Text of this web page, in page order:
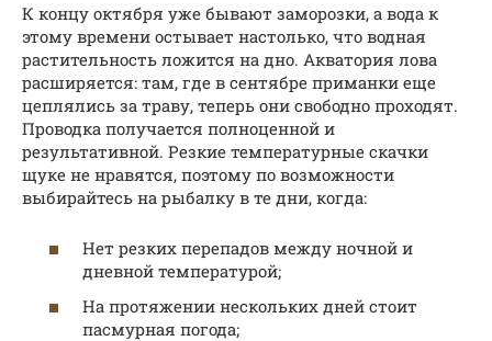
К концу октября уже бывают заморозки, а вода к
этому времени остывает настолько, что водная
растительность ложится на дно. Акватория лова
расширяется: там, где в сентябре приманки еще
цеплялись за траву, теперь они свободно проходят.
Проводка получается полноценной и
результативной. Резкие температурные скачки
щуке не нравятся, поэтому по возможности
выбирайтесь на рыбалку в те дни, когда:
Нет резких перепадов между ночной и
дневной температурой;
На протяжении нескольких дней стоит
пасмурная погода;